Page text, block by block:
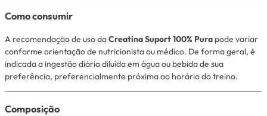
Como consumir
A recomendação de uso daCreatina Suport 100% Pura pode variar
conforme orientação de nutricionista ou médico. De forma geral, é
indicada a ingestão diária diluída em água ou bebida de sua
preferência, preferencialmente próxima ao horário do treino.
Composição